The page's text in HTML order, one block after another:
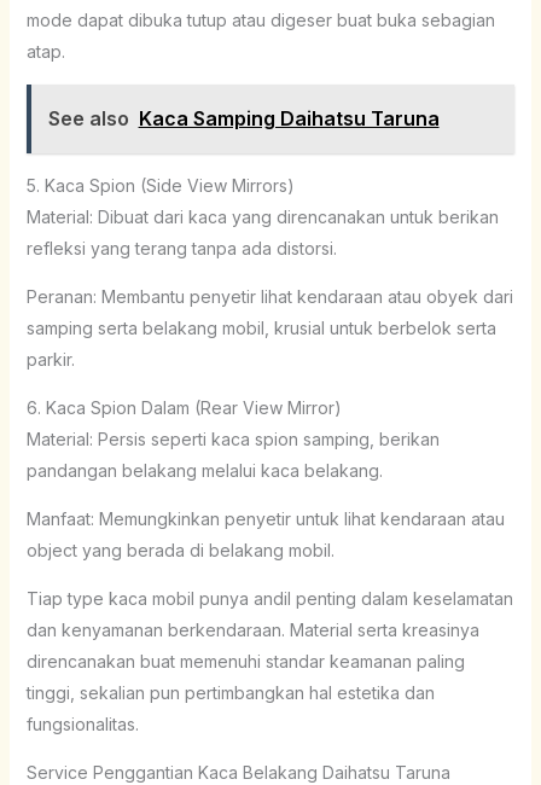
mode dapat dibuka tutup atau digeser buat buka sebagian
atap.
See also Kaca Samping Daihatsu Taruna
5. Kaca Spion (Side View Mirrors)
Material: Dibuat dari kaca yang direncanakan untuk berikan
refleksi yang terang tanpa ada distorsi.
Peranan: Membantu penyetir lihat kendaraan atau obyek dari
samping serta belakang mobil, krusial untuk berbelok serta
parkir.
6. Kaca Spion Dalam (Rear View Mirror)
Material: Persis seperti kaca spion samping, berikan
pandangan belakang melalui kaca belakang.
Manfaat: Memungkinkan penyetir untuk lihat kendaraan atau
object yang berada di belakang mobil.
Tiap type kaca mobil punya andil penting dalam keselamatan
dan kenyamanan berkendaraan. Material serta kreasinya
direncanakan buat memenuhi standar keamanan paling
tinggi, sekalian pun pertimbangkan hal estetika dan
fungsionalitas.
Service Penggantian Kaca Belakang Daihatsu Taruna